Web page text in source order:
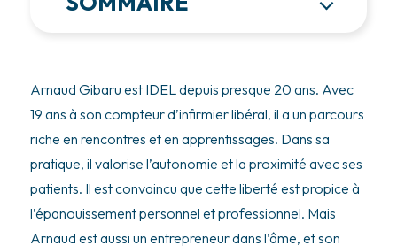
Arnaud Gibaru est IDEL depuis presque 20 ans. Avec
19 ans à son compteur d’infirmier libéral, il a un parcours
riche en rencontres et en apprentissages. Dans sa
pratique, il valorise l’autonomie et la proximité avec ses
patients. Il est convaincu que cette liberté est propice à
l’épanouissement personnel et professionnel. Mais
Arnaud est aussi un entrepreneur dans l’âme, et son